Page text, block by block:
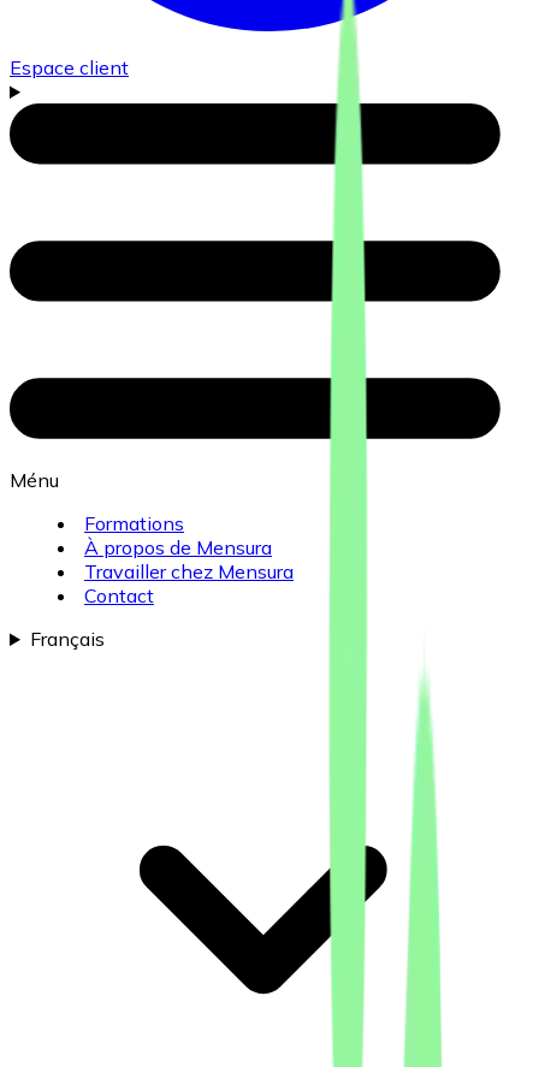
Espace client
Ménu
Formations
À propos de Mensura
Travailler chez Mensura
Contact
Français